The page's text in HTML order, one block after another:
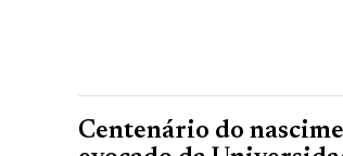
Centenário do